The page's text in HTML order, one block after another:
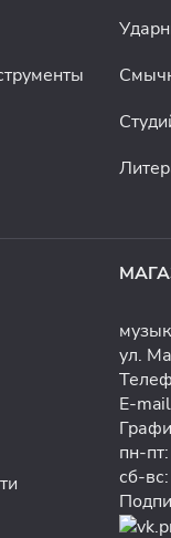
ул.
E-
пн-
сб-